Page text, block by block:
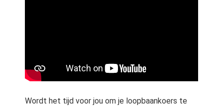
Wordt het tijd voor jou om je loopbaankoers te